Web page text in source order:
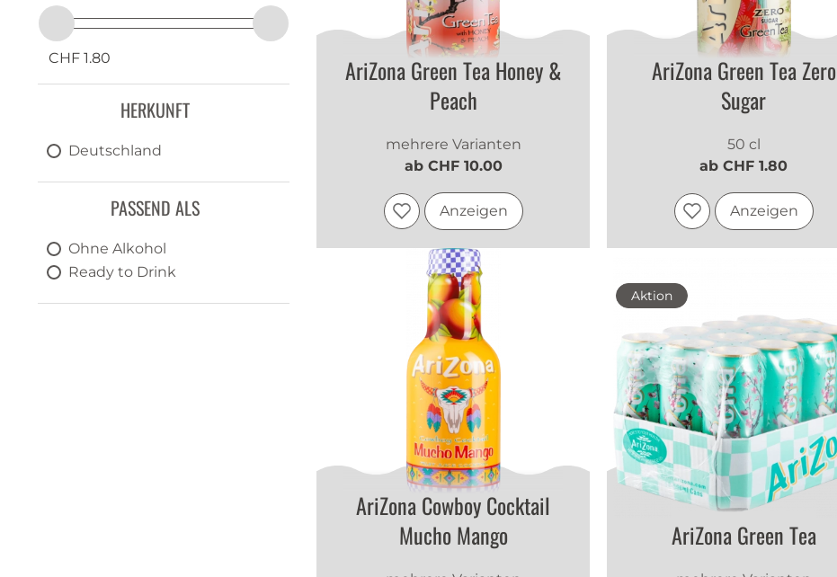
CHF 1.80
HERKUNFT
Deutschland
PASSEND ALS
Ohne Alkohol
Ready to Drink
AriZona Green Tea Honey &
Peach
mehrere Varianten
ab CHF 10.00
Anzeigen
AriZona Green Tea Zero
Sugar
50 cl
ab CHF 1.80
Anzeigen
AriZona Cowboy Cocktail
Mucho Mango
Aktion
AriZona Green Tea